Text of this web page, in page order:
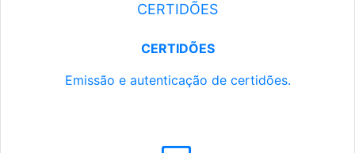
CERTIDÕES
CERTIDÕES
Emissão e autenticação de certidões.